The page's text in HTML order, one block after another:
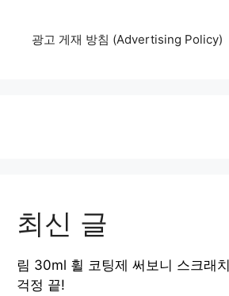
광고 게재 방침 (Advertising Policy)
최신 글
림 30ml 휠 코팅제 써보니 스크래치
걱정 끝!